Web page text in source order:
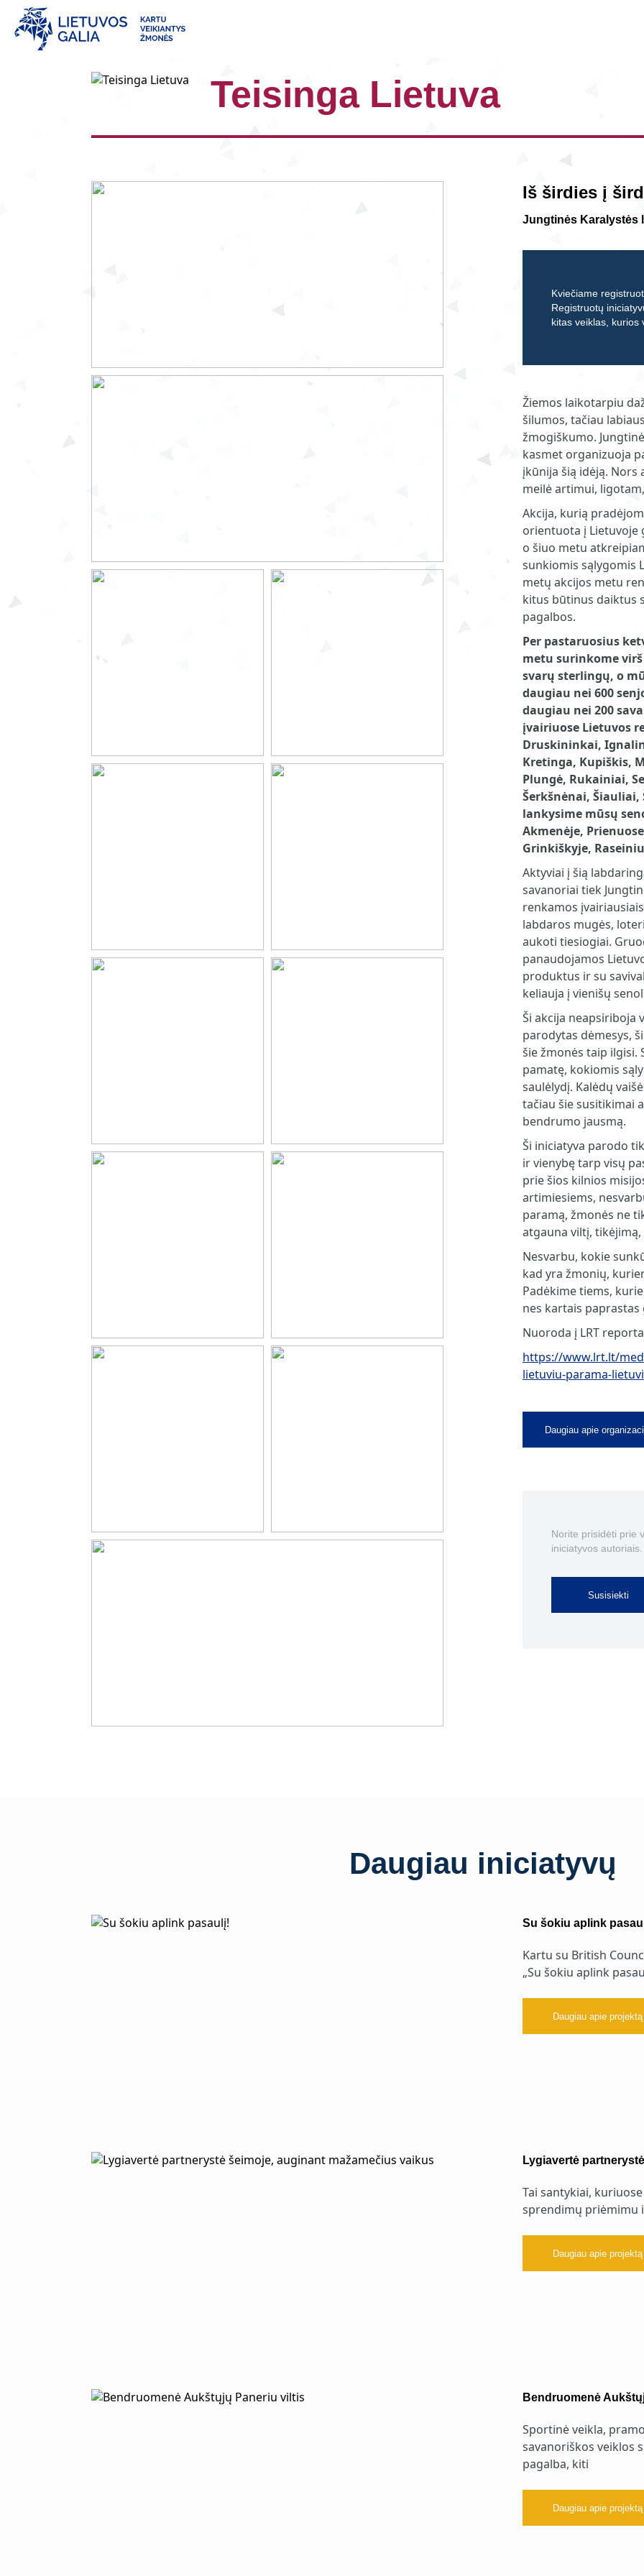
Teisinga Lietuva
Iš širdies į
Jungtinės Karalystės
Kviečiame
Registruotų
kitas veiklas, kurios
Žiemos laikotarpiu
šilumos, tačiau
žmogiškumo.
kasmet organizuoja
įkūnija šią idėją. Nors
meilė artimui,
Akcija, kurią
orientuota į Lietuvoje
o šiuo metu
sunkiomis sąlygomis
metų akcijos metu
kitus būtinus daiktus
pagalbos.
Per pastaruosius
metu surinkome
svarų sterlingų, o
daugiau nei 600
daugiau nei 200
įvairiuose Lietuvos
Druskininkai,
Kretinga, Kupiškis,
Plungė, Rukainiai,
Šerkšnėnai, Šiauliai,
lankysime mūsų
Akmenėje,
Grinkiškyje,
Aktyviai į šią
savanoriai tiek
renkamos
labdaros mugės,
aukoti tiesiogiai.
panaudojamos
produktus ir su
keliauja į vienišų
Ši akcija neapsiriboja
parodytas dėmesys,
šie žmonės taip
pamatę, kokiomis
saulėlydį. Kalėdų
tačiau šie susitikimai
bendrumo jausmą.
Ši iniciatyva parodo
ir vienybę tarp visų
prie šios kilnios
artimiesiems,
paramą, žmonės ne
atgauna viltį,
Nesvarbu, kokie
kad yra žmonių,
Padėkime tiems,
nes kartais
Nuoroda į LRT
https://www.lrt.lt/
lietuviu-parama-
Daugiau apie
Norite prisidėti prie
iniciatyvos autoriais.
Susisiekti
Daugiau iniciatyvų
Su šokiu aplink
Kartu su British
„Su šokiu aplink
Daugiau apie projektą
Lygiavertė
Tai santykiai,
sprendimų priėmimu
Daugiau apie projektą
Bendruomenė
Sportinė veikla,
savanoriškos veiklos
pagalba, kiti
Daugiau apie projektą